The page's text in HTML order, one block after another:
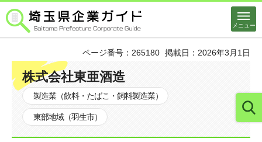
埼玉県企業ガイド メニュー
ページ番号：265180 掲載日：2026年3月1日
株式会社東亜酒造
製造業（飲料・たばこ・飼料製造業）
東部地域（羽生市）